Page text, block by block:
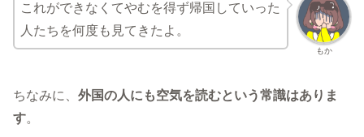
もか
これができなくてやむを得ず帰国していった
人たちを何度も見てきたよ。
ちなみに、 外国の人にも空気を読むという常識はありま
す。